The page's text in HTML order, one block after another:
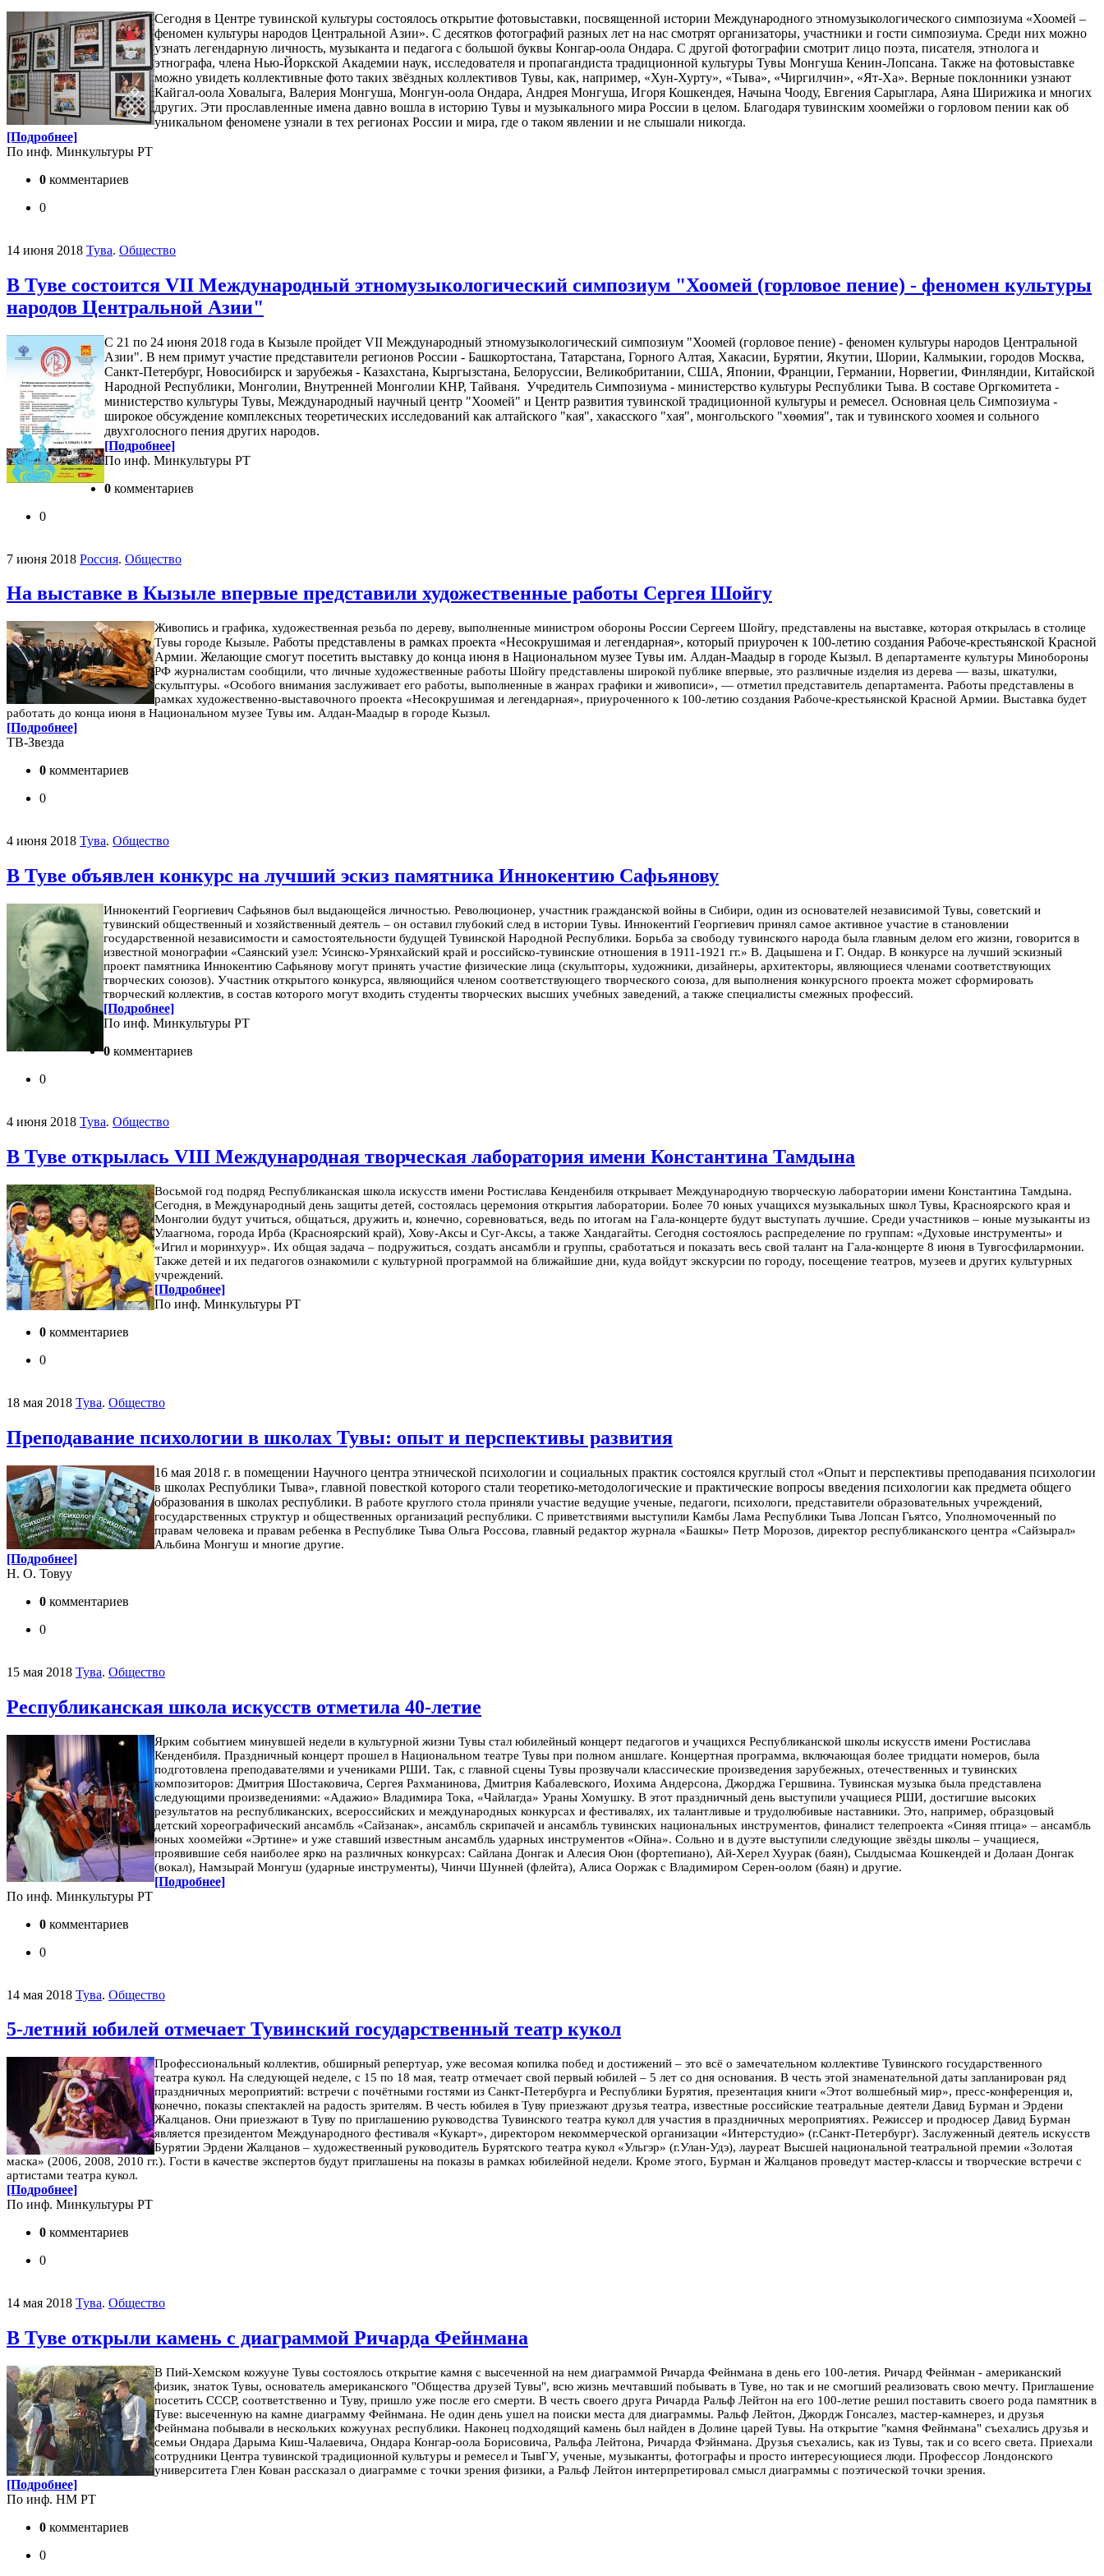
Сегодня в Центре тувинской культуры состоялось открытие фотовыставки, посвященной истории Международного этномузыкологического симпозиума «Хоомей –
феномен культуры народов Центральной Азии». С десятков фотографий разных лет на нас смотрят организаторы, участники и гости симпозиума. Среди них можно
узнать легендарную личность, музыканта и педагога с большой буквы Конгар-оола Ондара. С другой фотографии смотрит лицо поэта, писателя, этнолога и
этнографа, члена Нью-Йоркской Академии наук, исследователя и пропагандиста традиционной культуры Тувы Монгуша Кенин-Лопсана. Также на фотовыставке
можно увидеть коллективные фото таких звёздных коллективов Тувы, как, например, «Хун-Хурту», «Тыва», «Чиргилчин», «Ят-Ха». Верные поклонники узнают
Кайгал-оола Ховалыга, Валерия Монгуша, Монгун-оола Ондара, Андрея Монгуша, Игоря Кошкендея, Начына Чооду, Евгения Сарыглара, Аяна Ширижика и многих
других. Эти прославленные имена давно вошла в историю Тувы и музыкального мира России в целом. Благодаря тувинским хоомейжи о горловом пении как об
уникальном феномене узнали в тех регионах России и мира, где о таком явлении и не слышали никогда.
[Подробнее]
По инф. Минкультуры РТ
0 комментариев
0
14 июня 2018 Тува. Общество
В Туве состоится VII Международный этномузыкологический симпозиум "Хоомей (горловое пение) - феномен культуры
народов Центральной Азии"
С 21 по 24 июня 2018 года в Кызыле пройдет VII Международный этномузыкологический симпозиум "Хоомей (горловое пение) - феномен культуры народов Центральной
Азии". В нем примут участие представители регионов России - Башкортостана, Татарстана, Горного Алтая, Хакасии, Бурятии, Якутии, Шории, Калмыкии, городов Москва,
Санкт-Петербург, Новосибирск и зарубежья - Казахстана, Кыргызстана, Белоруссии, Великобритании, США, Японии, Франции, Германии, Норвегии, Финляндии, Китайской
Народной Республики, Монголии, Внутренней Монголии КНР, Тайваня. Учредитель Симпозиума - министерство культуры Республики Тыва. В составе Оргкомитета -
министерство культуры Тувы, Международный научный центр "Хоомей" и Центр развития тувинской традиционной культуры и ремесел. Основная цель Симпозиума -
широкое обсуждение комплексных теоретических исследований как алтайского "кая", хакасского "хая", монгольского "хөөмия", так и тувинского хоомея и сольного
двухголосного пения других народов.
[Подробнее]
По инф. Минкультуры РТ
0 комментариев
0
7 июня 2018 Россия. Общество
На выставке в Кызыле впервые представили художественные работы Сергея Шойгу
Живопись и графика, художественная резьба по дереву, выполненные министром обороны России Сергеем Шойгу, представлены на выставке, которая открылась в столице
Тувы городе Кызыле. Работы представлены в рамках проекта «Несокрушимая и легендарная», который приурочен к 100-летию создания Рабоче-крестьянской Красной
Армии. Желающие смогут посетить выставку до конца июня в Национальном музее Тувы им. Алдан-Маадыр в городе Кызыл. В департаменте культуры Минобороны
РФ журналистам сообщили, что личные художественные работы Шойгу представлены широкой публике впервые, это различные изделия из дерева — вазы, шкатулки,
скульптуры. «Особого внимания заслуживает его работы, выполненные в жанрах графики и живописи», — отметил представитель департамента. Работы представлены в
рамках художественно-выставочного проекта «Несокрушимая и легендарная», приуроченного к 100-летию создания Рабоче-крестьянской Красной Армии. Выставка будет
работать до конца июня в Национальном музее Тувы им. Алдан-Маадыр в городе Кызыл.
[Подробнее]
ТВ-Звезда
0 комментариев
0
4 июня 2018 Тува. Общество
В Туве объявлен конкурс на лучший эскиз памятника Иннокентию Сафьянову
Иннокентий Георгиевич Сафьянов был выдающейся личностью. Революционер, участник гражданской войны в Сибири, один из основателей независимой Тувы, советский и
тувинский общественный и хозяйственный деятель – он оставил глубокий след в истории Тувы. Иннокентий Георгиевич принял самое активное участие в становлении
государственной независимости и самостоятельности будущей Тувинской Народной Республики. Борьба за свободу тувинского народа была главным делом его жизни, говорится в
известной монографии «Саянский узел: Усинско-Урянхайский край и российско-тувинские отношения в 1911-1921 гг.» В. Дацышена и Г. Ондар. В конкурсе на лучший эскизный
проект памятника Иннокентию Сафьянову могут принять участие физические лица (скульпторы, художники, дизайнеры, архитекторы, являющиеся членами соответствующих
творческих союзов). Участник открытого конкурса, являющийся членом соответствующего творческого союза, для выполнения конкурсного проекта может сформировать
творческий коллектив, в состав которого могут входить студенты творческих высших учебных заведений, а также специалисты смежных профессий.
[Подробнее]
По инф. Минкультуры РТ
0 комментариев
0
4 июня 2018 Тува. Общество
В Туве открылась VIII Международная творческая лаборатория имени Константина Тамдына
Восьмой год подряд Республиканская школа искусств имени Ростислава Кенденбиля открывает Международную творческую лаборатории имени Константина Тамдына.
Сегодня, в Международный день защиты детей, состоялась церемония открытия лаборатории. Более 70 юных учащихся музыкальных школ Тувы, Красноярского края и
Монголии будут учиться, общаться, дружить и, конечно, соревноваться, ведь по итогам на Гала-концерте будут выступать лучшие. Среди участников – юные музыканты из
Улаагнома, города Ирба (Красноярский край), Хову-Аксы и Суг-Аксы, а также Хандагайты. Сегодня состоялось распределение по группам: «Духовые инструменты» и
«Игил и моринхуур». Их общая задача – подружиться, создать ансамбли и группы, сработаться и показать весь свой талант на Гала-концерте 8 июня в Тувгосфилармонии.
Также детей и их педагогов ознакомили с культурной программой на ближайшие дни, куда войдут экскурсии по городу, посещение театров, музеев и других культурных
учреждений.
[Подробнее]
По инф. Минкультуры РТ
0 комментариев
0
18 мая 2018 Тува. Общество
Преподавание психологии в школах Тувы: опыт и перспективы развития
16 мая 2018 г. в помещении Научного центра этнической психологии и социальных практик состоялся круглый стол «Опыт и перспективы преподавания психологии
в школах Республики Тыва», главной повесткой которого стали теоретико-методологические и практические вопросы введения психологии как предмета общего
образования в школах республики. В работе круглого стола приняли участие ведущие ученые, педагоги, психологи, представители образовательных учреждений,
государственных структур и общественных организаций республики. С приветствиями выступили Камбы Лама Республики Тыва Лопсан Гьятсо, Уполномоченный по
правам человека и правам ребенка в Республике Тыва Ольга Россова, главный редактор журнала «Башкы» Петр Морозов, директор республиканского центра «Сайзырал»
Альбина Монгуш и многие другие.
[Подробнее]
Н. О. Товуу
0 комментариев
0
15 мая 2018 Тува. Общество
Республиканская школа искусств отметила 40-летие
Ярким событием минувшей недели в культурной жизни Тувы стал юбилейный концерт педагогов и учащихся Республиканской школы искусств имени Ростислава
Кенденбиля. Праздничный концерт прошел в Национальном театре Тувы при полном аншлаге. Концертная программа, включающая более тридцати номеров, была
подготовлена преподавателями и учениками РШИ. Так, с главной сцены Тувы прозвучали классические произведения зарубежных, отечественных и тувинских
композиторов: Дмитрия Шостаковича, Сергея Рахманинова, Дмитрия Кабалевского, Иохима Андерсона, Джорджа Гершвина. Тувинская музыка была представлена
следующими произведениями: «Адажио» Владимира Тока, «Чайлагда» Ураны Хомушку. В этот праздничный день выступили учащиеся РШИ, достигшие высоких
результатов на республиканских, всероссийских и международных конкурсах и фестивалях, их талантливые и трудолюбивые наставники. Это, например, образцовый
детский хореографический ансамбль «Сайзанак», ансамбль скрипачей и ансамбль тувинских национальных инструментов, финалист телепроекта «Синяя птица» – ансамбль
юных хоомейжи «Эртине» и уже ставший известным ансамбль ударных инструментов «Ойна». Сольно и в дуэте выступили следующие звёзды школы – учащиеся,
проявившие себя наиболее ярко на различных конкурсах: Сайлана Донгак и Алесия Оюн (фортепиано), Ай-Херел Хуурак (баян), Сылдысмаа Кошкендей и Долаан Донгак
(вокал), Намзырай Монгуш (ударные инструменты), Чинчи Шунней (флейта), Алиса Ооржак с Владимиром Серен-оолом (баян) и другие.
[Подробнее]
По инф. Минкультуры РТ
0 комментариев
0
14 мая 2018 Тува. Общество
5-летний юбилей отмечает Тувинский государственный театр кукол
Профессиональный коллектив, обширный репертуар, уже весомая копилка побед и достижений – это всё о замечательном коллективе Тувинского государственного
театра кукол. На следующей неделе, с 15 по 18 мая, театр отмечает свой первый юбилей – 5 лет со дня основания. В честь этой знаменательной даты запланирован ряд
праздничных мероприятий: встречи с почётными гостями из Санкт-Петербурга и Республики Бурятия, презентация книги «Этот волшебный мир», пресс-конференция и,
конечно, показы спектаклей на радость зрителям. В честь юбилея в Туву приезжают друзья театра, известные российские театральные деятели Давид Бурман и Эрдени
Жалцанов. Они приезжают в Туву по приглашению руководства Тувинского театра кукол для участия в праздничных мероприятиях. Режиссер и продюсер Давид Бурман
является президентом Международного фестиваля «Кукарт», директором некоммерческой организации «Интерстудио» (г.Санкт-Петербург). Заслуженный деятель искусств
Бурятии Эрдени Жалцанов – художественный руководитель Бурятского театра кукол «Ульгэр» (г.Улан-Удэ), лауреат Высшей национальной театральной премии «Золотая
маска» (2006, 2008, 2010 гг.). Гости в качестве экспертов будут приглашены на показы в рамках юбилейной недели. Кроме этого, Бурман и Жалцанов проведут мастер-классы и творческие встречи с
артистами театра кукол.
[Подробнее]
По инф. Минкультуры РТ
0 комментариев
0
14 мая 2018 Тува. Общество
В Туве открыли камень с диаграммой Ричарда Фейнмана
В Пий-Хемском кожууне Тувы состоялось открытие камня с высеченной на нем диаграммой Ричарда Фейнмана в день его 100-летия. Ричард Фейнман - американский
физик, знаток Тувы, основатель американского "Общества друзей Тувы", всю жизнь мечтавший побывать в Туве, но так и не смогший реализовать свою мечту. Приглашение
посетить СССР, соответственно и Туву, пришло уже после его смерти. В честь своего друга Ричарда Ральф Лейтон на его 100-летие решил поставить своего рода памятник в
Туве: высеченную на камне диаграмму Фейнмана. Не один день ушел на поиски места для диаграммы. Ральф Лейтон, Джордж Гонсалез, мастер-камнерез, и друзья
Фейнмана побывали в нескольких кожуунах республики. Наконец подходящий камень был найден в Долине царей Тувы. На открытие "камня Фейнмана" съехались друзья и
семьи Ондара Дарыма Киш-Чалаевича, Ондара Конгар-оола Борисовича, Ральфа Лейтона, Ричарда Фэйнмана. Друзья съехались, как из Тувы, так и со всего света. Приехали
сотрудники Центра тувинской традиционной культуры и ремесел и ТывГУ, ученые, музыканты, фотографы и просто интересующиеся люди. Профессор Лондонского
университета Глен Кован рассказал о диаграмме с точки зрения физики, а Ральф Лейтон интерпретировал смысл диаграммы с поэтической точки зрения.
[Подробнее]
По инф. НМ РТ
0 комментариев
0